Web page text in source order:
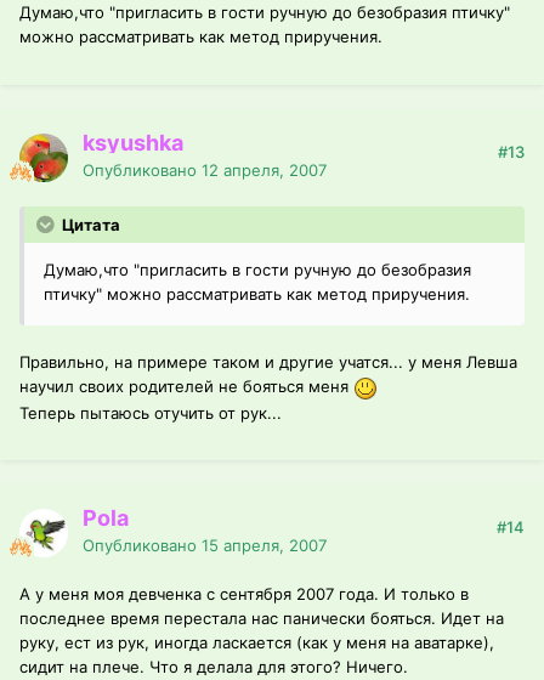
Думаю,что "пригласить в гости ручную до безобразия птичку"
можно рассматривать как метод приручения.
ksyushka
Опубликовано 12 апреля, 2007
#13
Цитата
Думаю,что "пригласить в гости ручную до безобразия
птичку" можно рассматривать как метод приручения.
Правильно, на примере таком и другие учатся... у меня Левша
научил своих родителей не бояться меня
Теперь пытаюсь отучить от рук...
Pola
Опубликовано 15 апреля, 2007
#14
А у меня моя девченка с сентября 2007 года. И только в
последнее время перестала нас панически бояться. Идет на
руку, ест из рук, иногда ласкается (как у меня на аватарке),
сидит на плече. Что я делала для этого? Ничего.